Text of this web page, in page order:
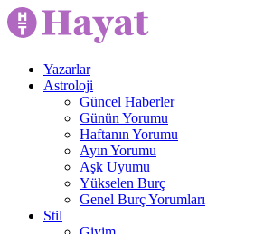
Yazarlar
Astroloji
Güncel Haberler
Günün Yorumu
Haftanın Yorumu
Ayın Yorumu
Aşk Uyumu
Yükselen Burç
Genel Burç Yorumları
Stil